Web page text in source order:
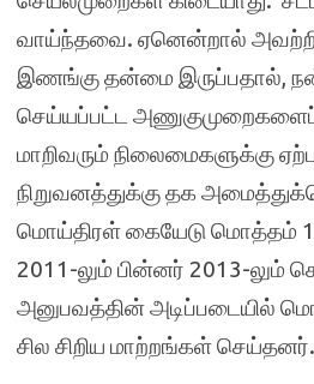
வாய்ந்தவை. ஏனென்றால்
இணங்கு தன்மை இருப்பதால்,
செய்யப்பட்ட அணுகுமுறைகளைப்
மாறிவரும் நிலைமைகளுக்கு
நிறுவனத்துக்கு தக
மொய்திரள் கையேடு மொத்தம்
2011-லும் பின்னர் 2013-லும்
அனுபவத்தின் அடிப்படையில்
சில சிறிய மாற்றங்கள் செய்தனர்.